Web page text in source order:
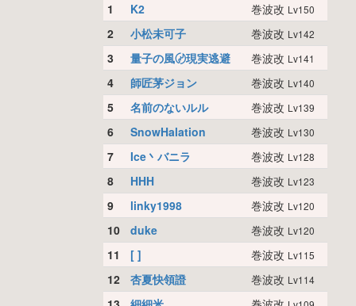
1 K2 巻波改 Lv150
2 小松未可子 巻波改 Lv142
3 量子の風〄現実逃避 巻波改 Lv141
4 師匠茅ジョン 巻波改 Lv140
5 名前のないルル 巻波改 Lv139
6 SnowHalation 巻波改 Lv130
7 Ice丶バニラ 巻波改 Lv128
8 HHH 巻波改 Lv123
9 linky1998 巻波改 Lv120
10 duke 巻波改 Lv120
11 [ ] 巻波改 Lv115
12 杏夏快領證 巻波改 Lv114